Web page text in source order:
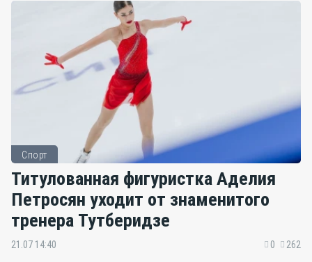
Спорт
Титулованная фигуристка Аделия
Петросян уходит от знаменитого
тренера Тутберидзе
21.07 14:40 0 262